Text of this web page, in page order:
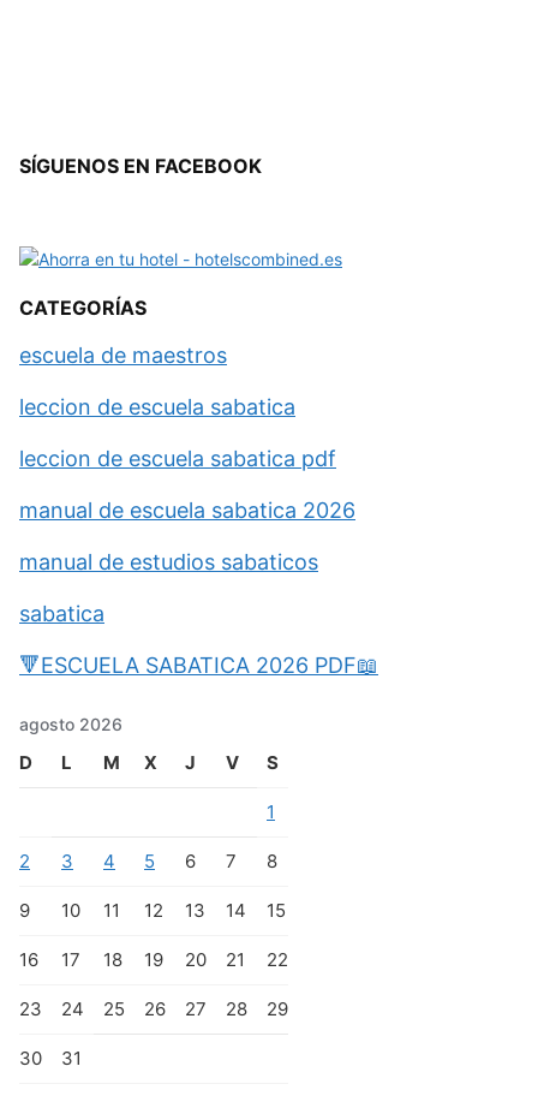
SÍGUENOS EN FACEBOOK
CATEGORÍAS
escuela de maestros
leccion de escuela sabatica
leccion de escuela sabatica pdf
manual de escuela sabatica 2026
manual de estudios sabaticos
sabatica
🔻ESCUELA SABATICA 2026 PDF📖
agosto 2026
D L M X J V S
1
2 3 4 5 6 7 8
9 10 11 12 13 14 15
16 17 18 19 20 21 22
23 24 25 26 27 28 29
30 31